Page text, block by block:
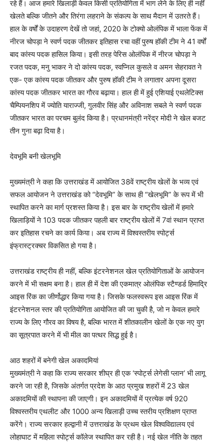
रहे हैं। आज हमारे खिलाड़ी केवल किसी प्रतियोगिता में भाग लेने के लिए ही नहीं
खेलते बल्कि जीतने और तिरंगा लहराने के संकल्प के साथ मैदान में उतरते हैं।
हाल के वर्षों के उदाहरण देखें तो जहां, 2020 के टोक्यो ओलंपिक में भाला फेंक में
नीरज चोपड़ा ने स्वर्ण पदक जीतकर इतिहास रचा वहीं पुरुष हॉकी टीम ने 41 वर्षों
बाद कांस्य पदक हासिल किया। इसी तरह पेरिस ओलंपिक में नीरज चोपड़ा ने
रजत पदक, मनु भाकर ने दो कांस्य पदक, स्वप्निल कुसले व अमन सेहरावत ने
एक- एक कांस्य पदक जीतकर और पुरुष हॉकी टीम ने लगातार अपना दूसरा
कांस्य पदक जीतकर भारत का गौरव बढ़ाया। हाल ही में हुई एशियाई एथलेटिक्स
चैम्पियनशिप में ज्योति याराज्जी, गुलवीर सिंह और अविनाश सबले ने स्वर्ण पदक
जीतकर भारत का परचम बुलंद किया है। प्रधानमंत्री नरेंद्र मोदी ने खेल बजट
तीन गुना बढ़ा दिया है।
देवभूमि बनी खेलभूमि
मुख्यमंत्री ने कहा कि उत्तराखंड में आयोजित 38वें राष्ट्रीय खेलों के भव्य एवं
सफल आयोजन ने उत्तराखंड को “देवभूमि” के साथ ही “खेलभूमि” के रूप में भी
स्थापित करने का मार्ग प्रशस्त किया है। इस बार के राष्ट्रीय खेलों में हमारे
खिलाड़ियों ने 103 पदक जीतकर पहली बार राष्ट्रीय खेलों में 7वां स्थान प्राप्त
कर इतिहास रचने का कार्य किया। अब राज्य में विश्वस्तरीय स्पोर्ट्स
इंफ्रास्ट्रक्चर विकसित हो गया है।
उत्तराखंड राष्ट्रीय ही नहीं, बल्कि इंटरनेशनल खेल प्रतियोगिताओं के आयोजन
करने में भी सक्षम बना है। हाल ही में देश की एकमात्र ओलंपिक स्टैण्डर्ड हिमाद्रि
आइस रिंक का जीर्णोद्धार किया गया है। जिसके फलस्वरूप इस आइस रिंक में
इंटरनेशनल स्तर की प्रतियोगिता आयोजित की जा चुकी है, जो न केवल हमारे
राज्य के लिए गौरव का विषय है, बल्कि भारत में शीतकालीन खेलों के एक नए युग
का सूत्रपात करने में भी मील का पत्थर सिद्ध हुई है।
आठ शहरों में बनेगी खेल अकादमियां
मुख्यमंत्री ने कहा कि राज्य सरकार शीघ्र ही एक ‘स्पोर्ट्स लेगेसी प्लान’ भी लागू
करने जा रही है, जिसके अंतर्गत प्रदेश के आठ प्रमुख शहरों में 23 खेल
अकादमियों की स्थापना की जाएगी। इन अकादमियों में प्रत्येक वर्ष 920
विश्वस्तरीय एथलीट और 1000 अन्य खिलाड़ी उच्च स्तरीय प्रशिक्षण प्राप्त
करेंगे। राज्य सरकार हल्द्वानी में उत्तराखंड के प्रथम खेल विश्वविद्यालय एवं
लोहाघाट में महिला स्पोर्ट्स कॉलेज स्थापित कर रही है। नई खेल नीति के तहत